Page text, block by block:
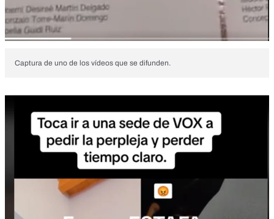
Captura de uno de los vídeos que se difunden.